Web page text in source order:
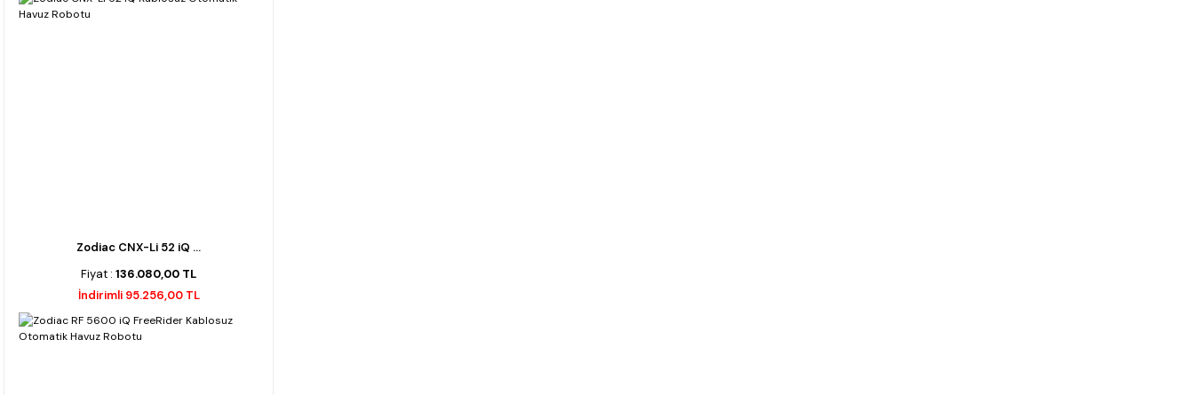
Zodiac CNX-Li 52 iQ ...
Fiyat : 136.080,00 TL
İndirimli 95.256,00 TL